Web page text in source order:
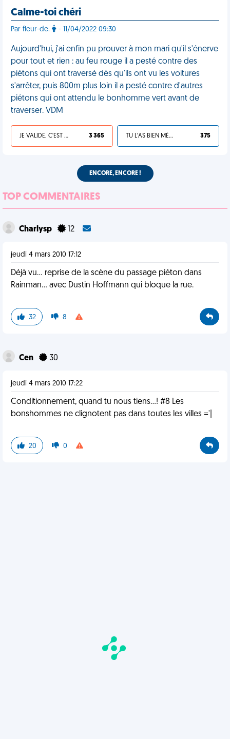
Calme-toi chéri
Par fleur-de. - 11/04/2022 09:30
Aujourd'hui, j'ai enfin pu prouver à mon mari qu'il s'énerve
pour tout et rien : au feu rouge il a pesté contre des
piétons qui ont traversé dès qu'ils ont vu les voitures
s'arrêter, puis 800m plus loin il a pesté contre d'autres
piétons qui ont attendu le bonhomme vert avant de
traverser. VDM
JE VALIDE, C'EST UNE VDM 3 365 TU L'AS BIEN MÉRITÉ 375
ENCORE, ENCORE !
TOP COMMENTAIRES
Charlysp 12
jeudi 4 mars 2010 17:12
Déjà vu... reprise de la scène du passage piéton dans
Rainman... avec Dustin Hoffmann qui bloque la rue.
32 8
Cen 30
jeudi 4 mars 2010 17:22
Conditionnement, quand tu nous tiens...! #8 Les
bonshommes ne clignotent pas dans toutes les villes ='|
20 0